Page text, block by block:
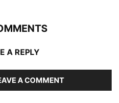
A REPLY
A COMMENT